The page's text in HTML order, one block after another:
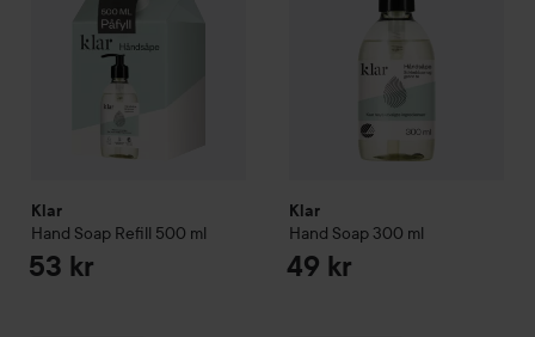
Klar
Hand Soap Refill 500 ml
53 kr
Klar
Hand Soap 300 ml
49 kr